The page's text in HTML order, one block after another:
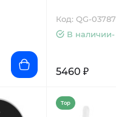
Код: QG-03787
В наличии-
5460 ₽
Top